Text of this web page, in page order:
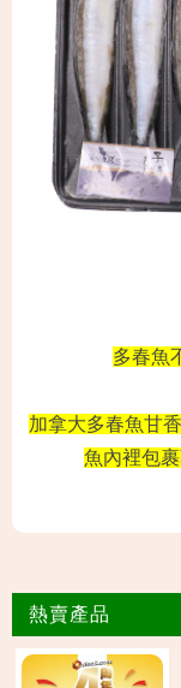
多春魚
加拿大多春魚甘
魚內裡包
熱賣產品